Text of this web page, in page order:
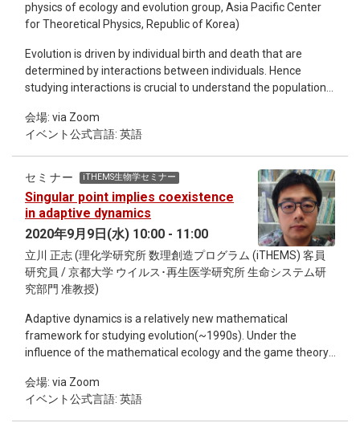
１回目の会議の成果をさらに大きく展開・発展させることを
目指します。
physics of ecology and evolution group, Asia Pacific Center
for Theoretical Physics, Republic of Korea)
Evolution is driven by individual birth and death that are
determined by interactions between individuals. Hence
studying interactions is crucial to understand the population
interaction structures are given while spontaneous random
mutations can generate new interactors. We considered
“mutant interactors,” which lead to new interactions between
the residents and invading mutants that can drive the
population away from the previous equilibrium and lead to
changes in the population composition. Thus, first, we
investigated the changes in the population size induced by
mutant interactors[1]. And then, we applied this approach to
answer the question about relationships between species[2]:
Why is cyclic dominance so rare?
会場: via Zoom
イベント公式言語: 英語
セミナー iTHEMS生物学セミナー
Singular point implies coexistence
in adaptive dynamics
2020年9月9日(水) 10:00 - 11:00
立川 正志 (理化学研究所 数理創造プログラム (iTHEMS) 客員
研究員 / 京都大学 ウイルス･再⽣医学研究所 ⽣命システム研
究部⾨ 准教授)
Adaptive dynamics is a relatively new mathematical
framework for studying evolution(~1990s). Under the
influence of the mathematical ecology and the game theory,
populations on the fitness landscape. As a result, it explains a
possible mechanism of evolutionary branching. In this talk, I
introduce adaptive dynamics and Pairwise Invasibility Plot
会場: via Zoom
イベント公式言語: 英語